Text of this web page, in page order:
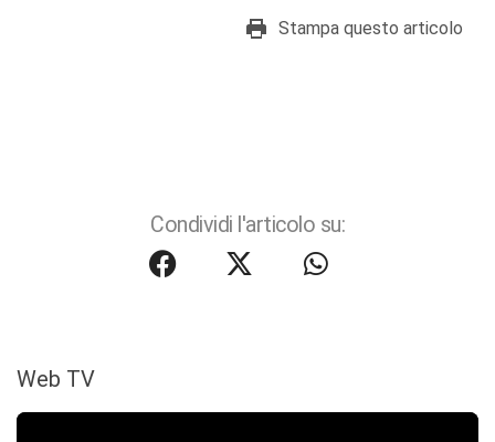
Stampa questo articolo
Condividi l'articolo su:
Web TV